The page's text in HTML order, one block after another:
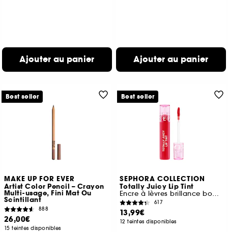
Ajouter au panier Ajouter au panier
MAKE UP FOR EVER
Artist Color Pencil – Crayon
Multi-usage, Fini Mat Ou
Scintillant
888
26,00€
15 teintes disponibles
Best seller
SEPHORA COLLECTION
Totally Juicy Lip Tint
Encre à lèvres brillance bombée
617
13,99€
12 teintes disponibles
Best seller